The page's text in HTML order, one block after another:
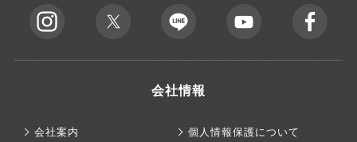
会社情報
会社案内 個人情報保護について